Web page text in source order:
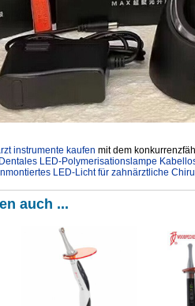
instrumente kaufen mit dem
LED-Polymerisationslampe
LED-Licht für zahnärztliche
auch ...